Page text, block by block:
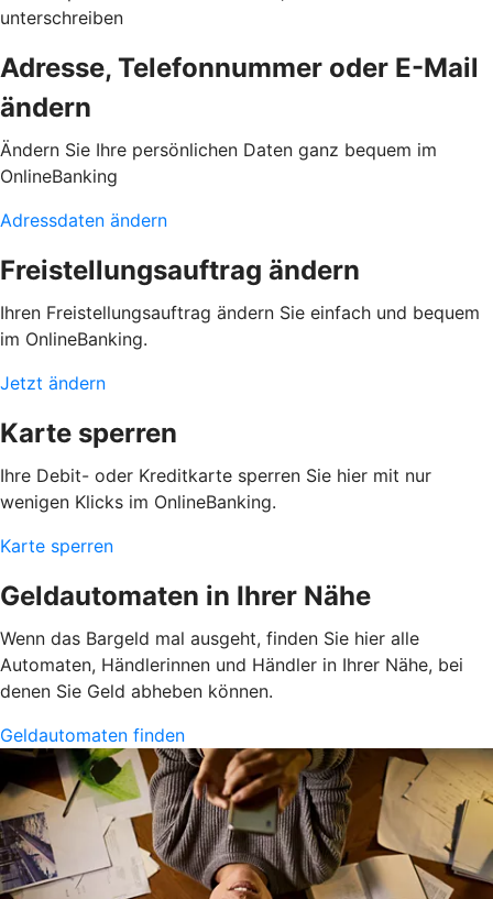
unterschreiben
Adresse, Telefonnummer oder E-Mail
ändern
Ändern Sie Ihre persönlichen Daten ganz bequem im
OnlineBanking
Adressdaten ändern
Freistellungsauftrag ändern
Ihren Freistellungsauftrag ändern Sie einfach und bequem
im OnlineBanking.
Jetzt ändern
Karte sperren
Ihre Debit- oder Kreditkarte sperren Sie hier mit nur
wenigen Klicks im OnlineBanking.
Karte sperren
Geldautomaten in Ihrer Nähe
Wenn das Bargeld mal ausgeht, finden Sie hier alle
Automaten, Händlerinnen und Händler in Ihrer Nähe, bei
denen Sie Geld abheben können.
Geldautomaten finden